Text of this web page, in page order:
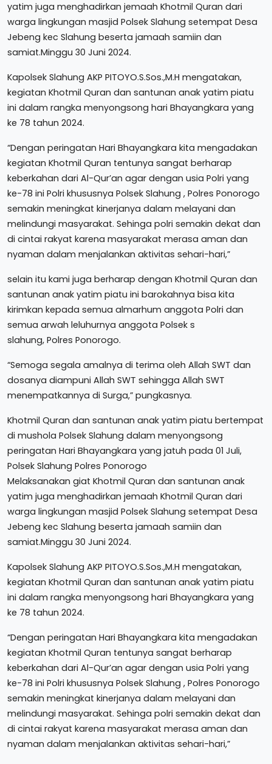
yatim juga menghadirkan jemaah Khotmil Quran dari
warga lingkungan masjid Polsek Slahung setempat Desa
Jebeng kec Slahung beserta jamaah samiin dan
samiat.Minggu 30 Juni 2024.
Kapolsek Slahung AKP PITOYO.S.Sos.,M.H mengatakan,
kegiatan Khotmil Quran dan santunan anak yatim piatu
ini dalam rangka menyongsong hari Bhayangkara yang
ke 78 tahun 2024.
“Dengan peringatan Hari Bhayangkara kita mengadakan
kegiatan Khotmil Quran tentunya sangat berharap
keberkahan dari Al-Qur’an agar dengan usia Polri yang
ke-78 ini Polri khususnya Polsek Slahung , Polres Ponorogo
semakin meningkat kinerjanya dalam melayani dan
melindungi masyarakat. Sehinga polri semakin dekat dan
di cintai rakyat karena masyarakat merasa aman dan
nyaman dalam menjalankan aktivitas sehari-hari,”
selain itu kami juga berharap dengan Khotmil Quran dan
santunan anak yatim piatu ini barokahnya bisa kita
kirimkan kepada semua almarhum anggota Polri dan
semua arwah leluhurnya anggota Polsek s
slahung, Polres Ponorogo.
“Semoga segala amalnya di terima oleh Allah SWT dan
dosanya diampuni Allah SWT sehingga Allah SWT
menempatkannya di Surga,” pungkasnya.
Khotmil Quran dan santunan anak yatim piatu bertempat
di mushola Polsek Slahung dalam menyongsong
peringatan Hari Bhayangkara yang jatuh pada 01 Juli,
Polsek Slahung Polres Ponorogo
Melaksanakan giat Khotmil Quran dan santunan anak
yatim juga menghadirkan jemaah Khotmil Quran dari
warga lingkungan masjid Polsek Slahung setempat Desa
Jebeng kec Slahung beserta jamaah samiin dan
samiat.Minggu 30 Juni 2024.
Kapolsek Slahung AKP PITOYO.S.Sos.,M.H mengatakan,
kegiatan Khotmil Quran dan santunan anak yatim piatu
ini dalam rangka menyongsong hari Bhayangkara yang
ke 78 tahun 2024.
“Dengan peringatan Hari Bhayangkara kita mengadakan
kegiatan Khotmil Quran tentunya sangat berharap
keberkahan dari Al-Qur’an agar dengan usia Polri yang
ke-78 ini Polri khususnya Polsek Slahung , Polres Ponorogo
semakin meningkat kinerjanya dalam melayani dan
melindungi masyarakat. Sehinga polri semakin dekat dan
di cintai rakyat karena masyarakat merasa aman dan
nyaman dalam menjalankan aktivitas sehari-hari,”